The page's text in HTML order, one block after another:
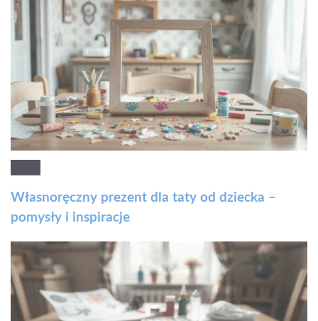
Własnoręczny prezent dla taty od dziecka –
pomysły i inspiracje